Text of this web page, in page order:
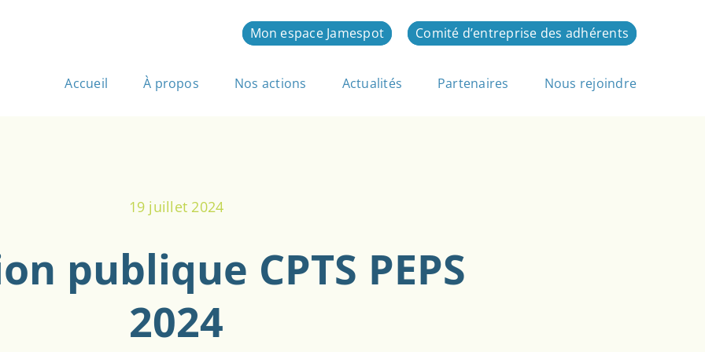
Mon espace Jamespot Comité d’entreprise des adhérents
Accueil À propos Nos actions Actualités Partenaires Nous rejoindre
19 juillet 2024
publique CPTS PEPS
2024